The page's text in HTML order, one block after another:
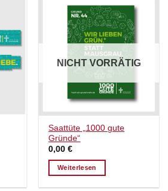
NICHT VORRÄTIG
Saattüte „1000 gute
Gründe“
0,00€
Weiterlesen